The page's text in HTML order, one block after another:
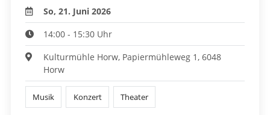
So, 21. Juni 2026
14:00 - 15:30 Uhr
Kulturmühle Horw, Papiermühleweg 1, 6048
Horw
Musik Konzert Theater